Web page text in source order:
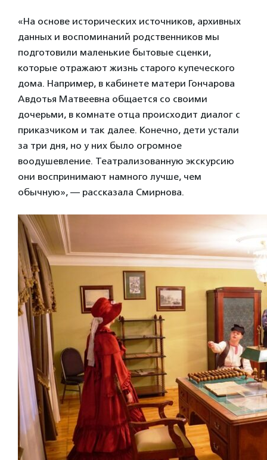
«На основе исторических источников, архивных
данных и воспоминаний родственников мы
подготовили маленькие бытовые сценки,
которые отражают жизнь старого купеческого
дома. Например, в кабинете матери Гончарова
Авдотья Матвеевна общается со своими
дочерьми, в комнате отца происходит диалог с
приказчиком и так далее. Конечно, дети устали
за три дня, но у них было огромное
воодушевление. Театрализованную экскурсию
они воспринимают намного лучше, чем
обычную», — рассказала Смирнова.